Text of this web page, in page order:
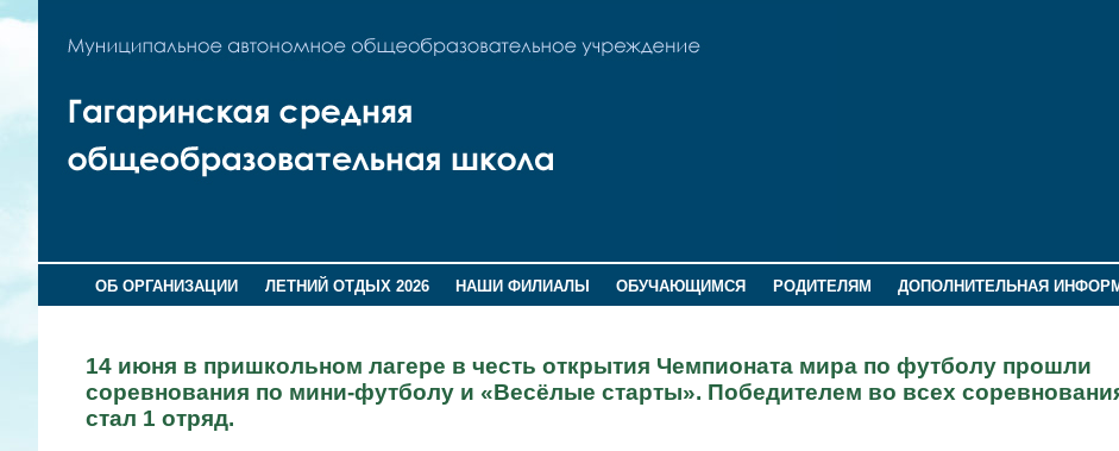
ОБ ОРГАНИЗАЦИИ ЛЕТНИЙ ОТДЫХ 2026 НАШИ ФИЛИАЛЫ ОБУЧАЮЩИМСЯ РОДИТЕЛЯМ ДОПОЛНИТЕЛЬНАЯ
14 июня в пришкольном лагере в честь открытия Чемпионата мира по футболу прошли
соревнования по мини-футболу и «Весёлые старты». Победителем во всех
стал 1 отряд.